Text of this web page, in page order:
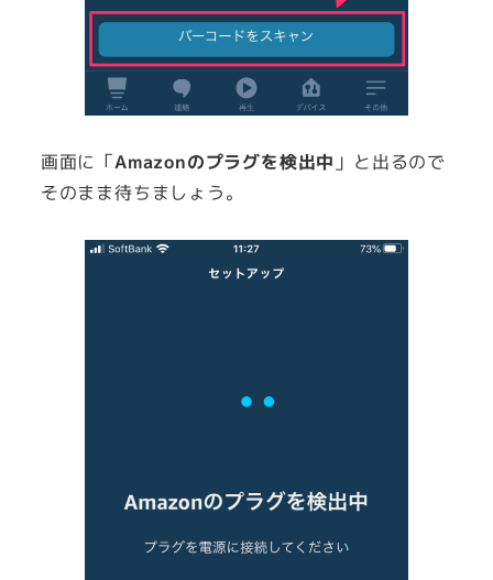
画面に「Amazonのプラグを検出中」と出るので
そのまま待ちましょう。